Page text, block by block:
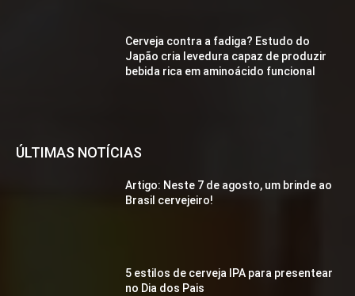
Cerveja contra a fadiga? Estudo do
Japão cria levedura capaz de produzir
bebida rica em aminoácido funcional
ÚLTIMAS NOTÍCIAS
Artigo: Neste 7 de agosto, um brinde ao
Brasil cervejeiro!
5 estilos de cerveja IPA para presentear
no Dia dos Pais